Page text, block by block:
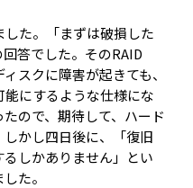
た。「まずは破損した
答でした。そのRAID
スクに障害が起きても、
にするような仕様にな
ので、期待して、ハード
かし四日後に、「復旧
しかありません」とい
た。